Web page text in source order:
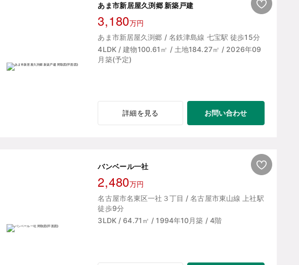
あま市新居屋久渕郷 新築戸建
3,180万円
あま市新居屋久渕郷 / 名鉄津島線 七宝駅 徒歩15分
4LDK / 建物100.61㎡ / 土地184.27㎡ / 2026年09
月築(予定)
詳細を見る お問い合わせ
バンベール一社
2,480万円
名古屋市名東区一社３丁目 / 名古屋市東山線 上社駅
徒歩9分
3LDK / 64.71㎡ / 1994年10月築 / 4階